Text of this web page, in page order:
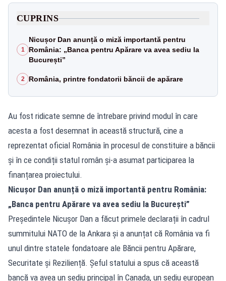
CUPRINS
1
Nicușor Dan anunță o miză importantă pentru
România: „Banca pentru Apărare va avea sediu la
București”
2 România, printre fondatorii băncii de apărare
Au fost ridicate semne de întrebare privind modul în care
acesta a fost desemnat în această structură, cine a
reprezentat oficial România în procesul de constituire a băncii
și în ce condiții statul român și-a asumat participarea la
finanțarea proiectului.
Nicușor Dan anunță o miză importantă pentru România:
„Banca pentru Apărare va avea sediu la București”
Președintele Nicușor Dan a făcut primele declarații în cadrul
summitului NATO de la Ankara și a anunțat că România va fi
unul dintre statele fondatoare ale Băncii pentru Apărare,
Securitate și Reziliență. Șeful statului a spus că această
bancă va avea un sediu principal în Canada, un sediu european